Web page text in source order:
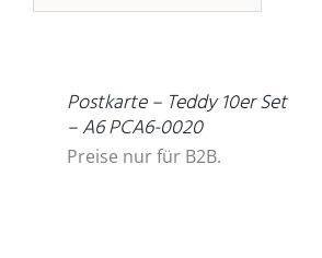
Postkarte – Teddy 10er Set
– A6 PCA6-0020
Preise nur für B2B.